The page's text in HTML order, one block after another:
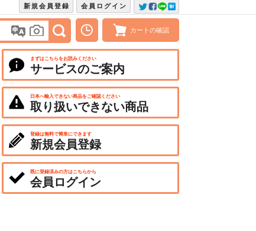
会員ログイン
新規会員登録
カートの確認
まずはこちらをお読みください
サービスのご案内
日本へ輸入できない商品をご確認ください
取り扱いできない商品
登録は無料で簡単にできます
新規会員登録
既に登録済みの方はこちらから
会員ログイン